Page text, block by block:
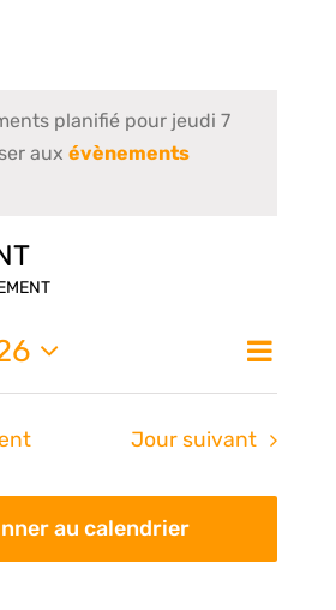
planifié pour jeudi 7
aux évènements
de
Jour
Jour suivant
au calendrier